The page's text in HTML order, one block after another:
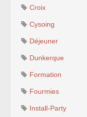
Croix
Cysoing
Déjeuner
Dunkerque
Formation
Fourmies
Install-Party